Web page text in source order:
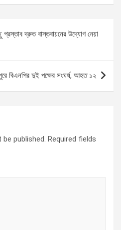
দ্রুত বাস্তবায়নের উদ্যোগ নেয়া
বিএনপির দুই পক্ষের সংঘর্ষ, আহত ১২
published. Required fields